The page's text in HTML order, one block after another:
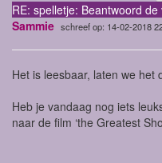
RE: spelletje: Beantwoord de
Sammie schreef op: 14-02-2018
Het is leesbaar, laten we het
Heb je vandaag nog iets
naar de film ‘the Greatest